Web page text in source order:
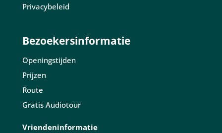
Privacybeleid
Bezoekersinformatie
Openingstijden
Prijzen
Route
Gratis Audiotour
Vriendeninformatie